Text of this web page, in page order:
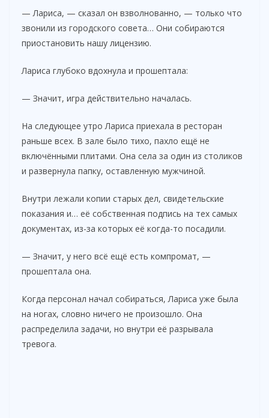
— Лариса, — сказал он взволнованно, — только что
звонили из городского совета… Они собираются
приостановить нашу лицензию.
Лариса глубоко вдохнула и прошептала:
— Значит, игра действительно началась.
На следующее утро Лариса приехала в ресторан
раньше всех. В зале было тихо, пахло ещё не
включёнными плитами. Она села за один из столиков
и развернула папку, оставленную мужчиной.
Внутри лежали копии старых дел, свидетельские
показания и… её собственная подпись на тех самых
документах, из-за которых её когда-то посадили.
— Значит, у него всё ещё есть компромат, —
прошептала она.
Когда персонал начал собираться, Лариса уже была
на ногах, словно ничего не произошло. Она
распределила задачи, но внутри её разрывала
тревога.